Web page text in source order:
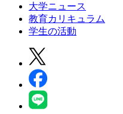
大学ニュース
教育カリキュラム
学生の活動